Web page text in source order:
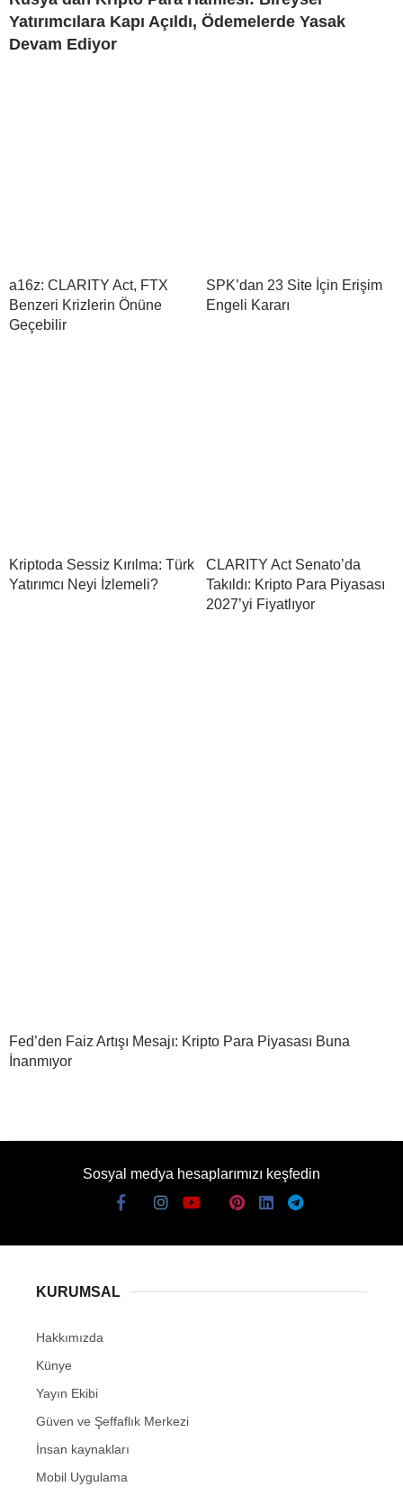
Yatırımcılara Kapı Açıldı, Ödemelerde Yasak
Devam Ediyor
a16z: CLARITY Act, FTX
Benzeri Krizlerin Önüne
Geçebilir
SPK’dan 23 Site İçin Erişim
Engeli Kararı
Kriptoda Sessiz Kırılma: Türk
Yatırımcı Neyi İzlemeli?
CLARITY Act Senato’da
Takıldı: Kripto Para Piyasası
2027’yi Fiyatlıyor
Fed’den Faiz Artışı Mesajı: Kripto Para Piyasası Buna
İnanmıyor
Sosyal medya hesaplarımızı keşfedin
KURUMSAL
Hakkımızda
Künye
Yayın Ekibi
Güven ve Şeffaflık Merkezi
İnsan kaynakları
Mobil Uygulama